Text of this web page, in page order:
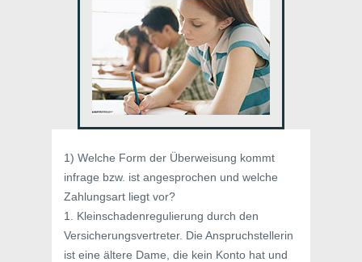
1) Welche Form der Überweisung kommt
infrage bzw. ist angesprochen und welche
Zahlungsart liegt vor?
1. Kleinschadenregulierung durch den
Versicherungsvertreter. Die Anspruchstellerin
ist eine ältere Dame, die kein Konto hat und